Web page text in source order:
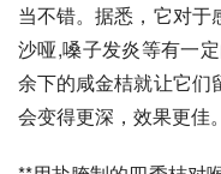
当不错。据悉，它对于
沙哑,嗓子发炎等有一
余下的咸金桔就让它们
会变得更深，效果更佳